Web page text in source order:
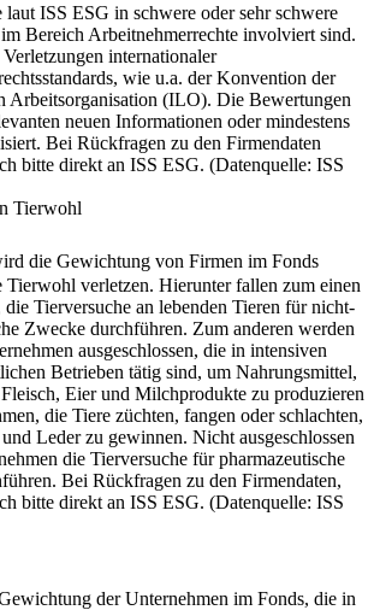
laut ISS ESG in schwere oder sehr schwere
Bereich Arbeitnehmerrechte involviert sind.
internationaler
wie u.a. der Konvention der
Arbeitsorganisation (ILO). Die Bewertungen
neuen Informationen oder mindestens
Bei Rückfragen zu den Firmendaten
bitte direkt an ISS ESG. (Datenquelle: ISS
Tierwohl
die Gewichtung von Firmen im Fonds
Tierwohl verletzen. Hierunter fallen zum einen
die Tierversuche an lebenden Tieren für nicht-
Zwecke durchführen. Zum anderen werden
ausgeschlossen, die in intensiven
Betrieben tätig sind, um Nahrungsmittel,
Eier und Milchprodukte zu produzieren
die Tiere züchten, fangen oder schlachten,
Leder zu gewinnen. Nicht ausgeschlossen
die Tierversuche für pharmazeutische
Bei Rückfragen zu den Firmendaten,
bitte direkt an ISS ESG. (Datenquelle: ISS
der Unternehmen im Fonds, die in